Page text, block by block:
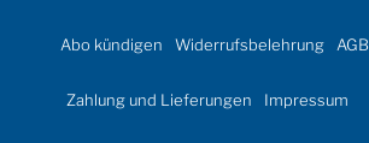
Abo kündigen Widerrufsbelehrung AGB
Zahlung und Lieferungen Impressum